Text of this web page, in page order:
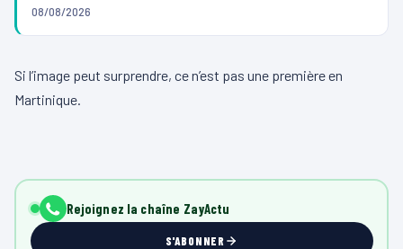
08/08/2026
Si l’image peut surprendre, ce n’est pas une première en
Martinique.
Rejoignez la chaîne ZayActu
S'ABONNER